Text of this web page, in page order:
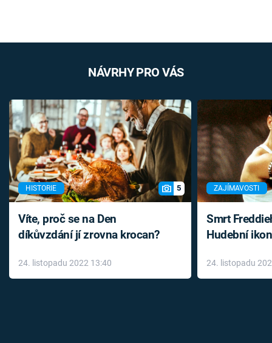
NÁVRHY PRO VÁS
HISTORIE 5
Víte, proč se na Den
díkůvzdání jí zrovna krocan?
24. listopadu 2022 13:40
ZAJÍMAVOSTI
Smrt
Hudební
léky
24. listopadu